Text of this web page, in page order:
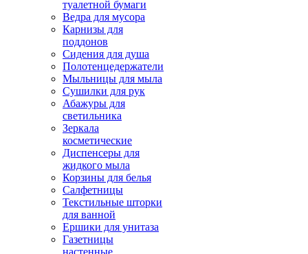
туалетной бумаги
Ведра для мусора
Карнизы для
поддонов
Сидения для душа
Полотенцедержатели
Мыльницы для мыла
Сушилки для рук
Абажуры для
светильника
Зеркала
косметические
Диспенсеры для
жидкого мыла
Корзины для белья
Салфетницы
Текстильные шторки
для ванной
Ершики для унитаза
Газетницы
настенные